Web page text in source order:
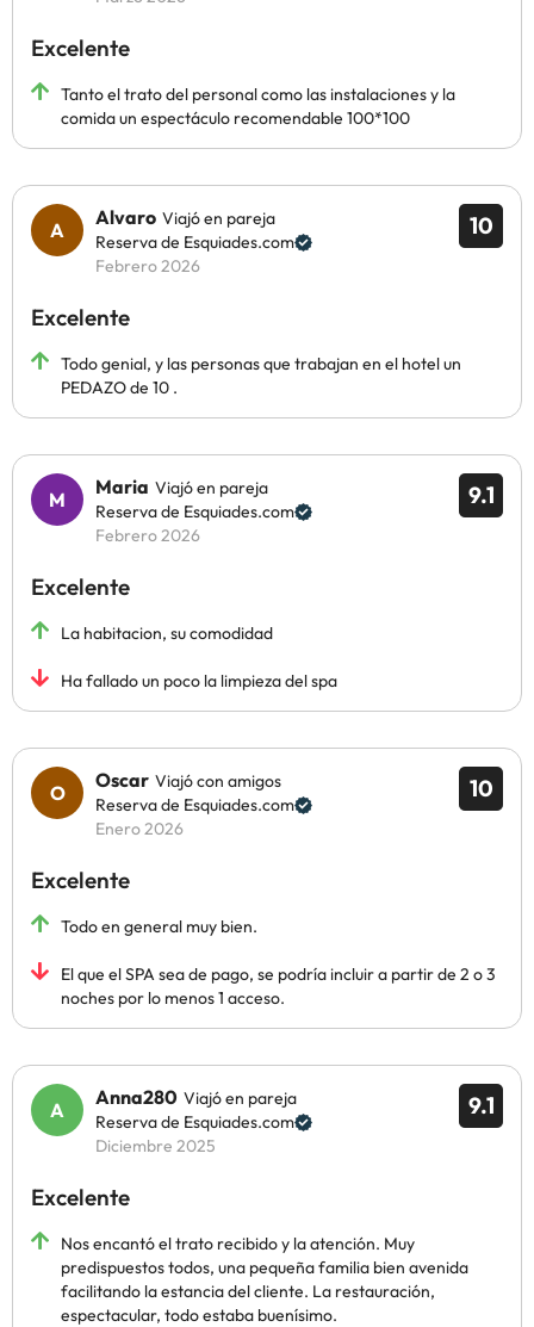
Excelente
Tanto el trato del personal como las instalaciones y la
comida un espectáculo recomendable 100*100
10
Alvaro Viajó en pareja
Reserva de Esquiades.com
Febrero 2026
Excelente
Todo genial, y las personas que trabajan en el hotel un
PEDAZO de 10 .
9.1
Maria Viajó en pareja
Reserva de Esquiades.com
Febrero 2026
Excelente
La habitacion, su comodidad
Ha fallado un poco la limpieza del spa
10
Oscar Viajó con amigos
Reserva de Esquiades.com
Enero 2026
Excelente
Todo en general muy bien.
El que el SPA sea de pago, se podría incluir a partir de 2 o 3
noches por lo menos 1 acceso.
9.1
Anna280 Viajó en pareja
Reserva de Esquiades.com
Diciembre 2025
Excelente
Nos encantó el trato recibido y la atención. Muy
predispuestos todos, una pequeña familia bien avenida
facilitando la estancia del cliente. La restauración,
espectacular, todo estaba buenísimo.